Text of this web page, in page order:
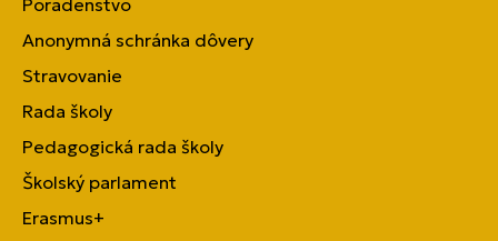
Poradenstvo
Anonymná schránka dôvery
Stravovanie
Rada školy
Pedagogická rada školy
Školský parlament
Erasmus+